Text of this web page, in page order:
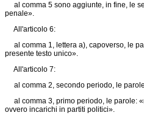
al comma 5 sono aggiunte, in fine, le
penale».
All'articolo 6:
al comma 1, lettera a), capoverso, le
presente testo unico».
All'articolo 7:
al comma 2, secondo periodo, le
al comma 3, primo periodo, le parole:
ovvero incarichi in partiti politici».